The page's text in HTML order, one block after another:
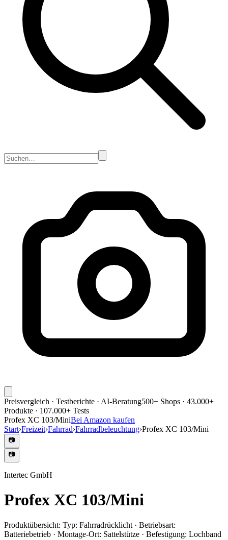
Preisvergleich · Testberichte · AI-Beratung500+ Shops · 43.000+
Produkte · 107.000+ Tests
Profex XC 103/MiniBei Amazon kaufen
Start›Freizeit›Fahrrad›Fahrradbeleuchtung›Profex XC 103/Mini
📷
📷
Intertec GmbH
Profex XC 103/Mini
Produktübersicht: Typ: Fahrradrücklicht · Betriebsart:
Batteriebetrieb · Montage-Ort: Sattelstütze · Befestigung: Lochband